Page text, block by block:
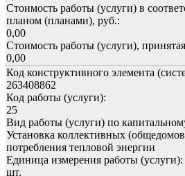
Стоимость работы (услуги) в
планом (планами), руб.:
0,00
Стоимость работы (услуги),
0,00
Код конструктивного элемента
263408862
Код работы (услуги):
25
Вид работы (услуги) по
Установка коллективных
потребления тепловой энергии
Единица измерения работы (услуги):
шт.